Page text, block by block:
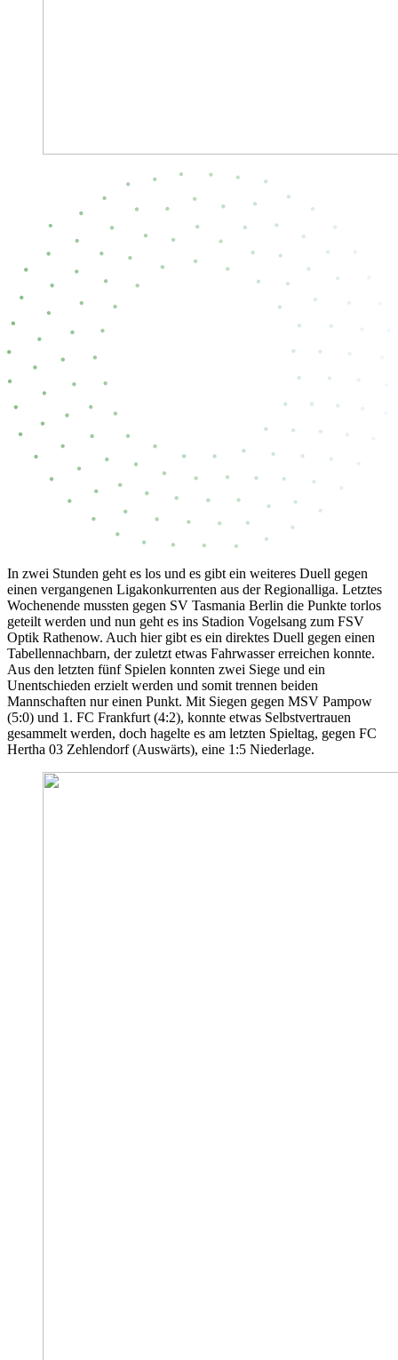
In zwei Stunden geht es los und es gibt ein weiteres Duell gegen
einen vergangenen Ligakonkurrenten aus der Regionalliga. Letztes
Wochenende mussten gegen SV Tasmania Berlin die Punkte torlos
geteilt werden und nun geht es ins Stadion Vogelsang zum FSV
Optik Rathenow. Auch hier gibt es ein direktes Duell gegen einen
Tabellennachbarn, der zuletzt etwas Fahrwasser erreichen konnte.
Aus den letzten fünf Spielen konnten zwei Siege und ein
Unentschieden erzielt werden und somit trennen beiden
Mannschaften nur einen Punkt. Mit Siegen gegen MSV Pampow
(5:0) und 1. FC Frankfurt (4:2), konnte etwas Selbstvertrauen
gesammelt werden, doch hagelte es am letzten Spieltag, gegen FC
Hertha 03 Zehlendorf (Auswärts), eine 1:5 Niederlage.